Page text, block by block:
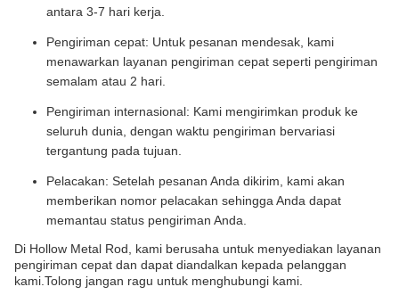
antara 3-7 hari kerja.
Pengiriman cepat: Untuk pesanan mendesak, kami
menawarkan layanan pengiriman cepat seperti pengiriman
semalam atau 2 hari.
Pengiriman internasional: Kami mengirimkan produk ke
seluruh dunia, dengan waktu pengiriman bervariasi
tergantung pada tujuan.
Pelacakan: Setelah pesanan Anda dikirim, kami akan
memberikan nomor pelacakan sehingga Anda dapat
memantau status pengiriman Anda.
Di Hollow Metal Rod, kami berusaha untuk menyediakan layanan
pengiriman cepat dan dapat diandalkan kepada pelanggan
kami.Tolong jangan ragu untuk menghubungi kami.